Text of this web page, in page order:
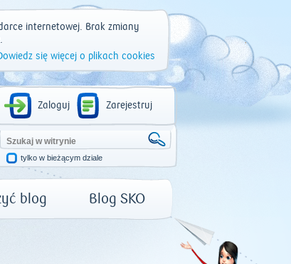
internetowej. Brak zmiany
się więcej o plikach cookies
Zaloguj Zarejestruj
tylko w bieżącym dziale
blog Blog SKO